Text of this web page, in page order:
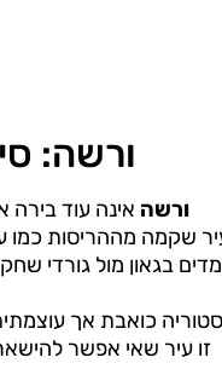
ורשה:
ורשה אינה עוד בירה
שקמה מההריסות כמו
בגאון מול גורדי
כואבת אך
זו עיר שאי אפשר